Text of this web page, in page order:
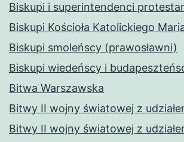
Biskupi i superintendenci
Biskupi Kościoła Katolickiego
Biskupi smoleńscy (prawosławni)
Biskupi wiedeńscy i
Bitwa Warszawska
Bitwy II wojny światowej z
Bitwy II wojny światowej z